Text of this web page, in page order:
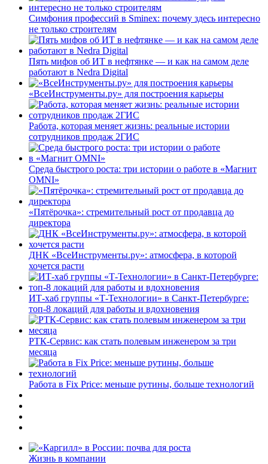
Симфония профессий в Sminex: почему здесь интересно
не только строителям
Пять мифов об ИТ в нефтянке — и как на самом деле
работают в Nedra Digital
«ВсеИнструменты.ру» для построения карьеры
Работа, которая меняет жизнь: реальные истории
сотрудников продаж 2ГИС
Среда быстрого роста: три истории о работе в «Магнит
OMNI»
«Пятёрочка»: стремительный рост от продавца до
директора
ДНК «ВсеИнструменты.ру»: атмосфера, в которой
хочется расти
ИТ-хаб группы «Т-Технологии» в Санкт-Петербурге:
топ-8 локаций для работы и вдохновения
РТК-Сервис: как стать полевым инженером за три
месяца
Работа в Fix Price: меньше рутины, больше технологий
Жизнь в компании